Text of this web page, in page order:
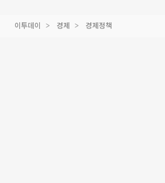
이투데이 경제 경제정책